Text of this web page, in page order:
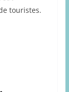
touristes.